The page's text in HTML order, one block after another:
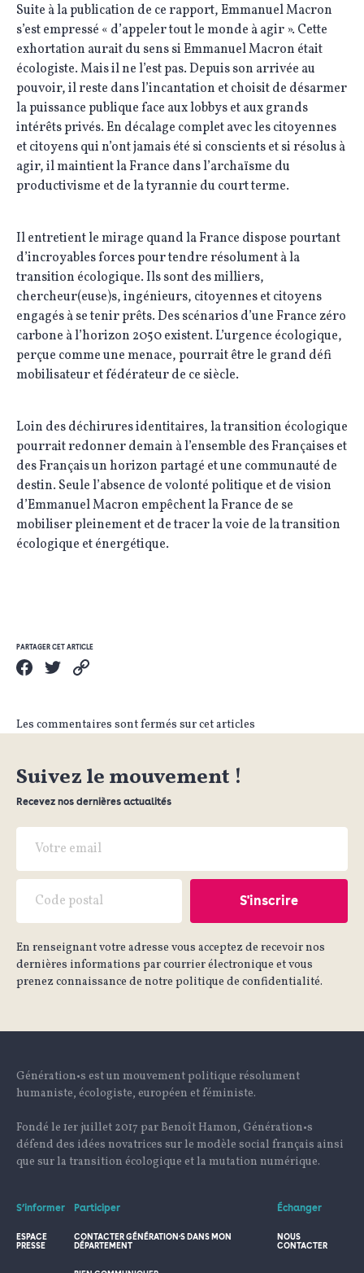
Suite à la publication de ce rapport, Emmanuel Macron
s’est empressé « d’appeler tout le monde à agir ». Cette
exhortation aurait du sens si Emmanuel Macron était
écologiste. Mais il ne l’est pas. Depuis son arrivée au
pouvoir, il reste dans l’incantation et choisit de désarmer
la puissance publique face aux lobbys et aux grands
intérêts privés. En décalage complet avec les citoyennes
et citoyens qui n’ont jamais été si conscients et si résolus à
agir, il maintient la France dans l’archaïsme du
productivisme et de la tyrannie du court terme.
Il entretient le mirage quand la France dispose pourtant
d’incroyables forces pour tendre résolument à la
transition écologique. Ils sont des milliers,
chercheur(euse)s, ingénieurs, citoyennes et citoyens
engagés à se tenir prêts. Des scénarios d’une France zéro
carbone à l’horizon 2050 existent. L’urgence écologique,
perçue comme une menace, pourrait être le grand défi
mobilisateur et fédérateur de ce siècle.
Loin des déchirures identitaires, la transition écologique
pourrait redonner demain à l’ensemble des Françaises et
des Français un horizon partagé et une communauté de
destin. Seule l’absence de volonté politique et de vision
d’Emmanuel Macron empêchent la France de se
mobiliser pleinement et de tracer la voie de la transition
écologique et énergétique.
PARTAGER CET ARTICLE
Les commentaires sont fermés sur cet articles
Suivez le mouvement !
Recevez nos dernières actualités
En renseignant votre adresse vous acceptez de recevoir nos
dernières informations par courrier électronique et vous
prenez connaissance de notre politique de confidentialité.
Génération•s est un mouvement politique résolument
humaniste, écologiste, européen et féministe.
Fondé le 1er juillet 2017 par Benoît Hamon, Génération•s
défend des idées novatrices sur le modèle social français ainsi
que sur la transition écologique et la mutation numérique.
S’informer
ESPACE
PRESSE
Participer
CONTACTER GÉNÉRATION·S DANS MON
DÉPARTEMENT
Échanger
NOUS
CONTACTER